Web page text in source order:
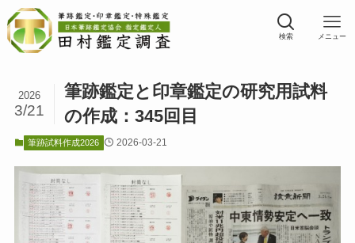
検索 メニュー
筆跡鑑定と印章鑑定の研究用試料
の作成：345回目
2026
3/21
筆跡試料作成2026 2026-03-21